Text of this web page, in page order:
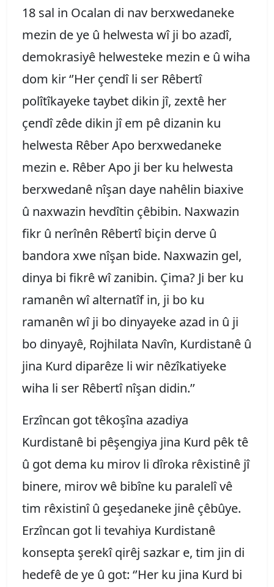
18 sal in Ocalan di nav berxwedaneke
mezin de ye û helwesta wî ji bo azadî,
demokrasiyê helwesteke mezin e û wiha
dom kir ‘’Her çendî li ser Rêbertî
polîtîkayeke taybet dikin jî, zextê her
çendî zêde dikin jî em pê dizanin ku
helwesta Rêber Apo berxwedaneke
mezin e. Rêber Apo ji ber ku helwesta
berxwedanê nîşan daye nahêlin biaxive
û naxwazin hevdîtin çêbibin. Naxwazin
fikr û nerînên Rêbertî biçin derve û
bandora xwe nîşan bide. Naxwazin gel,
dinya bi fikrê wî zanibin. Çima? Ji ber ku
ramanên wî alternatîf in, ji bo ku
ramanên wî ji bo dinyayeke azad in û ji
bo dinyayê, Rojhilata Navîn, Kurdistanê û
jina Kurd diparêze li wir nêzîkatiyeke
wiha li ser Rêbertî nîşan didin.’’
Erzîncan got têkoşîna azadiya
Kurdistanê bi pêşengiya jina Kurd pêk tê
û got dema ku mirov li dîroka rêxistinê jî
binere, mirov wê bibîne ku paralelî vê
tim rêxistinî û geşedaneke jinê çêbûye.
Erzîncan got li tevahiya Kurdistanê
konsepta şerekî qirêj sazkar e, tim jin di
hedefê de ye û got: ‘’Her ku jina Kurd bi